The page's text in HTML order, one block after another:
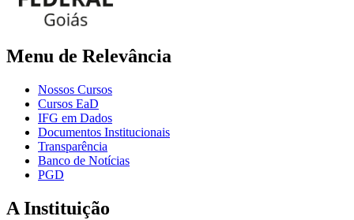
Menu de Relevância
Nossos Cursos
Cursos EaD
IFG em Dados
Documentos Institucionais
Transparência
Banco de Notícias
PGD
A Instituição